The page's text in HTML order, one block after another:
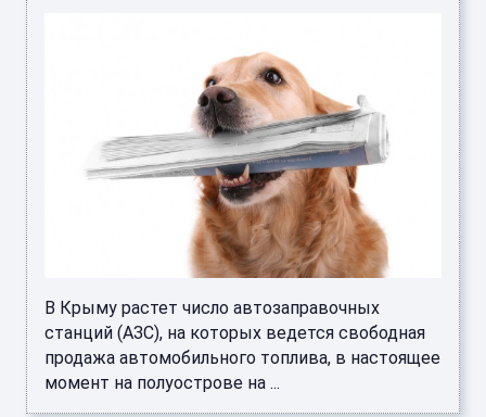
В Крыму растет число автозаправочных
станций (АЗС), на которых ведется свободная
продажа автомобильного топлива, в настоящее
момент на полуострове на ...